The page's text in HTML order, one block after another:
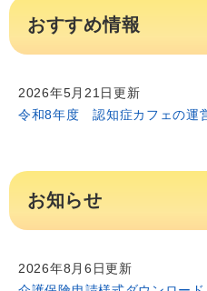
おすすめ情報
2026年5月21日更新
令和8年度 認知症カフェの運
お知らせ
2026年8月6日更新